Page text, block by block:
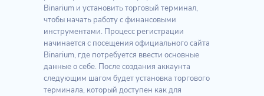
Binarium и установить торговый терминал,
чтобы начать работу с финансовыми
инструментами. Процесс регистрации
начинается с посещения официального сайта
Binarium, где потребуется ввести основные
данные о себе. После создания аккаунта
следующим шагом будет установка торгового
терминала, который доступен как для